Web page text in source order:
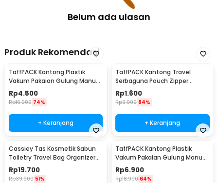
Belum ada ulasan
Produk Rekomendasi
TaffPACK Kantong Plastik
Vakum Pakaian Gulung Manual
40x60cm 1 PCS - TR028
Rp4.500
Rp16.900 74%
+ Keranjang
TaffPACK Kantong Travel
Serbaguna Pouch Zipper
Organizer 1 PCS - CC-003
Rp1.600
Rp9.900 84%
+ Keranjang
Cassiey Tas Kosmetik Sabun
Toiletry Travel Bag Organizer
21x17x8cm - VER.2
Rp19.700
Rp39.900 51%
TaffPACK Kantong Plastik
Vakum Pakaian Gulung Manual
1 PCS 39.5x60cm - VB-70
Rp6.900
Rp18.900 64%